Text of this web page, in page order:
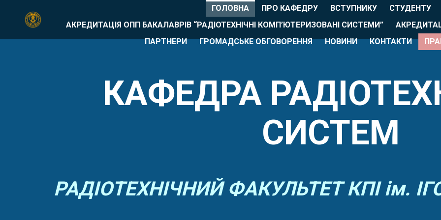
ГОЛОВНА ПРО КАФЕДРУ ВСТУПНИКУ
СТУДЕНТУ
АКРЕДИТАЦІЯ ОПП БАКАЛАВРІВ “РАДІОТЕХНІЧНІ КОМП’ЮТЕРИЗОВАНІ СИСТЕМИ”
ПАРТНЕРИ
ГРОМАДСЬКЕ ОБГОВОРЕННЯ НОВИНИ КОНТАКТИ
КАФЕДРА
СИСТЕМ
РАДІОТЕХНІЧНИЙ ФАКУЛЬТЕТ КПІ ім.